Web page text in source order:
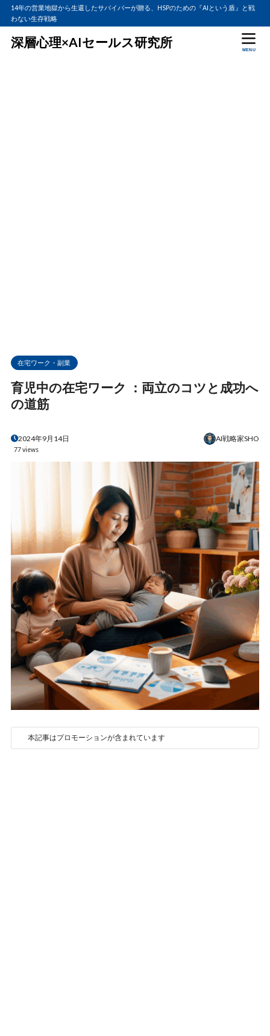
14年の営業地獄から生還したサバイバーが贈る、HSPのための『AIという盾』と戦
わない生存戦略
深層心理×AIセールス研究所
MENU
在宅ワーク・副業
育児中の在宅ワーク ：両立のコツと成功へ
の道筋
2024年9月14日 AI戦略家SHO
77 views
本記事はプロモーションが含まれています